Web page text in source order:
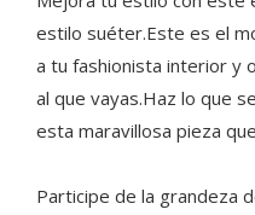
estilo suéter.Este es el
a tu fashionista interior y
al que vayas.Haz lo que
esta maravillosa pieza
Participe de la grandeza